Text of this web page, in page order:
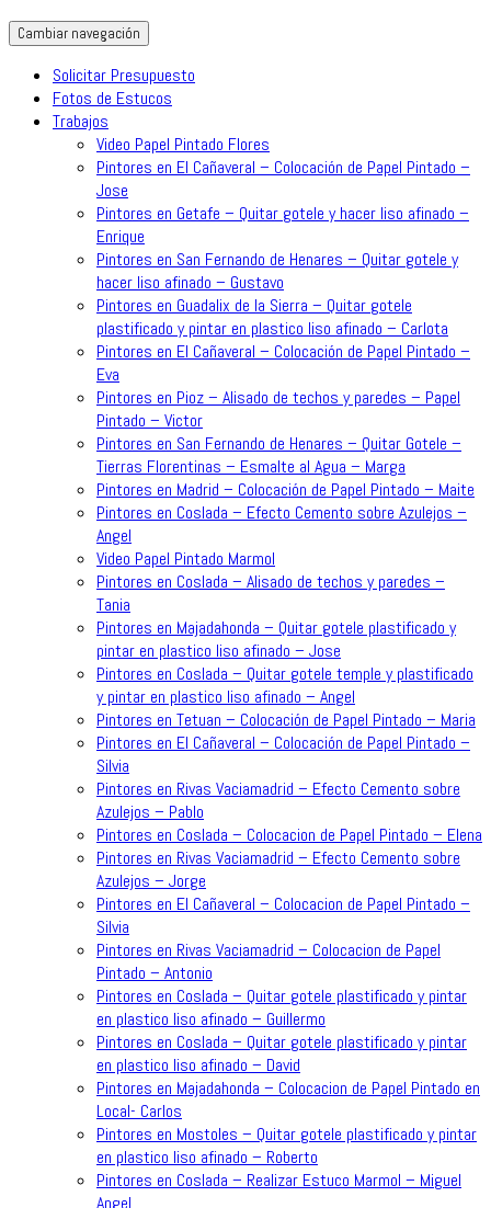
Cambiar navegación
Solicitar Presupuesto
Fotos de Estucos
Trabajos
Video Papel Pintado Flores
Pintores en El Cañaveral – Colocación de Papel Pintado –
Jose
Pintores en Getafe – Quitar gotele y hacer liso afinado –
Enrique
Pintores en San Fernando de Henares – Quitar gotele y
hacer liso afinado – Gustavo
Pintores en Guadalix de la Sierra – Quitar gotele
plastificado y pintar en plastico liso afinado – Carlota
Pintores en El Cañaveral – Colocación de Papel Pintado –
Eva
Pintores en Pioz – Alisado de techos y paredes – Papel
Pintado – Victor
Pintores en San Fernando de Henares – Quitar Gotele –
Tierras Florentinas – Esmalte al Agua – Marga
Pintores en Madrid – Colocación de Papel Pintado – Maite
Pintores en Coslada – Efecto Cemento sobre Azulejos –
Angel
Video Papel Pintado Marmol
Pintores en Coslada – Alisado de techos y paredes –
Tania
Pintores en Majadahonda – Quitar gotele plastificado y
pintar en plastico liso afinado – Jose
Pintores en Coslada – Quitar gotele temple y plastificado
y pintar en plastico liso afinado – Angel
Pintores en Tetuan – Colocación de Papel Pintado – Maria
Pintores en El Cañaveral – Colocación de Papel Pintado –
Silvia
Pintores en Rivas Vaciamadrid – Efecto Cemento sobre
Azulejos – Pablo
Pintores en Coslada – Colocacion de Papel Pintado – Elena
Pintores en Rivas Vaciamadrid – Efecto Cemento sobre
Azulejos – Jorge
Pintores en El Cañaveral – Colocacion de Papel Pintado –
Silvia
Pintores en Rivas Vaciamadrid – Colocacion de Papel
Pintado – Antonio
Pintores en Coslada – Quitar gotele plastificado y pintar
en plastico liso afinado – Guillermo
Pintores en Coslada – Quitar gotele plastificado y pintar
en plastico liso afinado – David
Pintores en Majadahonda – Colocacion de Papel Pintado en
Local- Carlos
Pintores en Mostoles – Quitar gotele plastificado y pintar
en plastico liso afinado – Roberto
Pintores en Coslada – Realizar Estuco Marmol – Miguel
Angel